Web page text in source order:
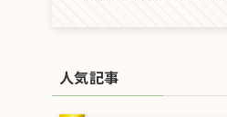
人気記事